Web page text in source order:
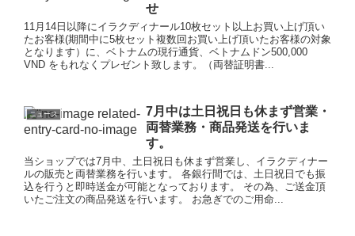
せ
11月14日以降にイラクディナール10枚セット以上お買い上げ頂い
たお客様(期間中に5枚セット複数回お買い上げ頂いたお客様の対象
となります）に、ベトナムの現行通貨、ベトナムドン500,000
VND をもれなくプレゼント致します。（両替証明書...
ニュース
7月中は土日祝日も休まず営業・
両替業務・商品発送を行いま
す。
当ショップでは7月中、土日祝日も休まず営業し、イラクディナー
ルの販売と両替業務を行います。 各銀行間では、土日祝日でも振
込を行うと即時送金が可能となっております。 その為、ご送金頂
いたご注文の商品発送を行います。 お急ぎでのご用命...